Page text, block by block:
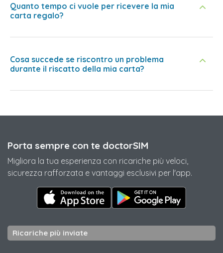
Quanto tempo ci vuole per ricevere la mia
carta regalo?
Cosa succede se riscontro un problema
durante il riscatto della mia carta?
Porta sempre con te doctorSIM
Migliora la tua esperienza con ricariche più veloci,
sicurezza rafforzata e vantaggi esclusivi per l'app.
Ricariche più inviate